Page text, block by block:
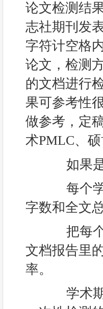
论文检测结
志社期刊发
字符计空格
论文，检测
的文档进行
果可参考性
做参考，定
术PMLC、
如果是
每个学
字数和全文
把每个
文档报告里
率。
学术期